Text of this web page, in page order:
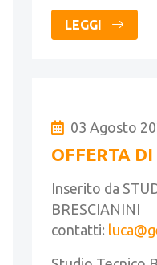
LEGGI
03 Agosto
OFFERTA
Inserito da
BRESCIANINI
contatti: